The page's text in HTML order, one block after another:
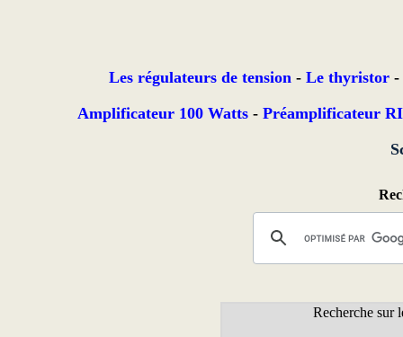
Les régulateurs de tension - Le thyristor -
Amplificateur 100 Watts- Préamplificateur
Recherche sur